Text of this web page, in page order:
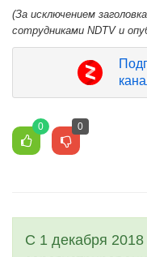
(За исключением
сотрудниками NDTV и
0 0
С 1 декабря 2018